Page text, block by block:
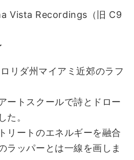
Vista Recordings（旧 C9
リダ州マイアミ近郊のラフ
ートスクールで詩とドロー
た。
リートのエネルギーを融合
ラッパーとは一線を画しま